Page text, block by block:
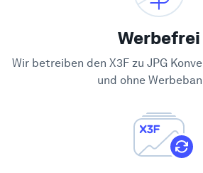
Hilfe-Center
Werbefrei
Wir betreiben den X3F zu JPG
und ohne